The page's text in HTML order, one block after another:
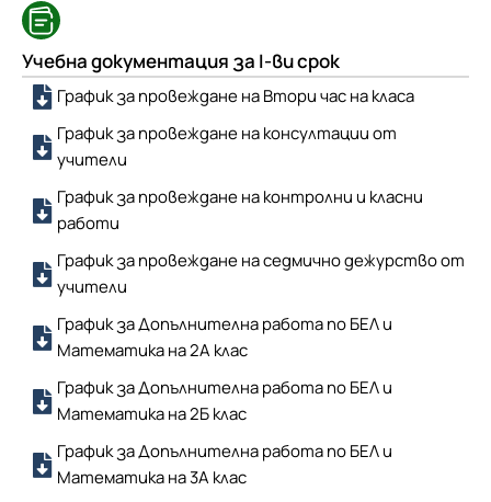
Учебна документация за I-ви срок
График за провеждане на Втори час на класа
График за провеждане на консултации от
учители
График за провеждане на контролни и класни
работи
График за провеждане на седмично дежурство от
учители
График за Допълнителна работа по БЕЛ и
Математика на 2А клас
График за Допълнителна работа по БЕЛ и
Математика на 2Б клас
График за Допълнителна работа по БЕЛ и
Математика на 3А клас